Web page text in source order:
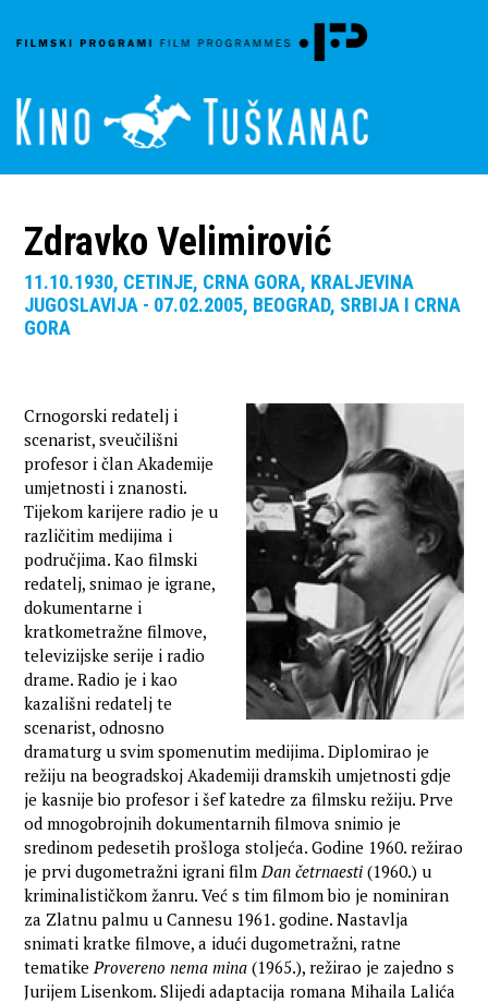
Zdravko Velimirović
11.10.1930, CETINJE, CRNA GORA, KRALJEVINA
JUGOSLAVIJA - 07.02.2005, BEOGRAD, SRBIJA I CRNA
GORA
Crnogorski redatelj i
scenarist, sveučilišni
profesor i član Akademije
umjetnosti i znanosti.
Tijekom karijere radio je u
različitim medijima i
područjima. Kao filmski
redatelj, snimao je igrane,
dokumentarne i
kratkometražne filmove,
televizijske serije i radio
drame. Radio je i kao
kazališni redatelj te
scenarist, odnosno
dramaturg u svim spomenutim medijima. Diplomirao je
režiju na beogradskoj Akademiji dramskih umjetnosti gdje
je kasnije bio profesor i šef katedre za filmsku režiju. Prve
od mnogobrojnih dokumentarnih filmova snimio je
sredinom pedesetih prošloga stoljeća. Godine 1960. režirao
je prvi dugometražni igrani filmDan četrnaesti (1960.) u
kriminalističkom žanru. Već s tim filmom bio je nominiran
za Zlatnu palmu u Cannesu 1961. godine. Nastavlja
snimati kratke filmove, a idući dugometražni, ratne
tematikeProvereno nema mina (1965.), režirao je zajedno s
Jurijem Lisenkom. Slijedi adaptacija romana Mihaila Lalića